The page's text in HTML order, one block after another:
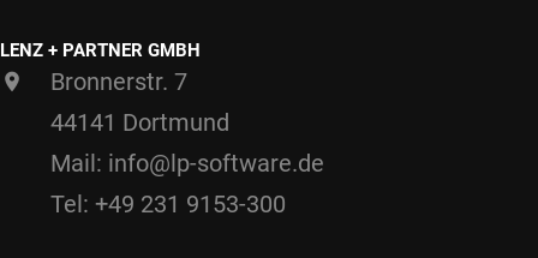
LENZ + PARTNER GMBH
Bronnerstr. 7
44141 Dortmund
Mail: info@lp-software.de
Tel: +49 231 9153-300